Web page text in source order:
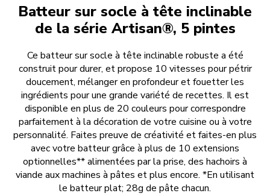
Batteur sur socle à tête inclinable
de la série Artisan®, 5 pintes
Ce batteur sur socle à tête inclinable robuste a été
construit pour durer, et propose 10 vitesses pour pétrir
doucement, mélanger en profondeur et fouetter les
ingrédients pour une grande variété de recettes. Il est
disponible en plus de 20 couleurs pour correspondre
parfaitement à la décoration de votre cuisine ou à votre
personnalité. Faites preuve de créativité et faites-en plus
avec votre batteur grâce à plus de 10 extensions
optionnelles** alimentées par la prise, des hachoirs à
viande aux machines à pâtes et plus encore. *En utilisant
le batteur plat; 28g de pâte chacun.